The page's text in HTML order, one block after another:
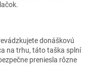
donáškovú
na trhu, táto taška splní
preniesla rôzne